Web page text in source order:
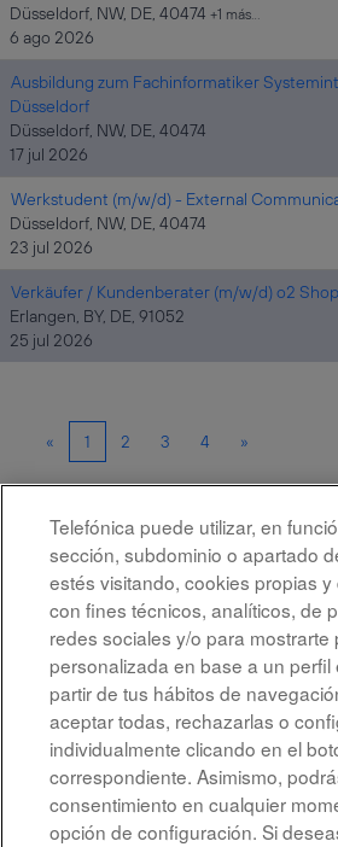
Düsseldorf, NW, DE, 40474 +1 más…
6 ago 2026
Ausbildung zum Fachinformatiker
Düsseldorf
Düsseldorf, NW, DE, 40474
17 jul 2026
Werkstudent (m/w/d) - External
Düsseldorf, NW, DE, 40474
23 jul 2026
Verkäufer / Kundenberater (m/w/d) o2
Erlangen, BY, DE, 91052
25 jul 2026
« 1 2 3 4 »
Seleccione la frecuencia (en días) para
Crear alerta
Aviso legal
Accesibilidad
Telefónica puede utilizar, en
sección, subdominio o apartado
estés visitando, cookies propias y
con fines técnicos, analíticos, de
redes sociales y/o para mostrarte
personalizada en base a un perfil
partir de tus hábitos de
aceptar todas, rechazarlas o
individualmente clicando en el
correspondiente. Asimismo,
consentimiento en cualquier
opción de configuración. Si